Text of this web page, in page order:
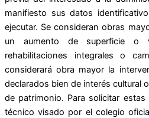
manifiesto sus datos
ejecutar. Se consideran obras
un aumento de superficie o
rehabilitaciones integrales o
considerará obra mayor la
declarados bien de interés cultural
de patrimonio. Para solicitar
técnico visado por el colegio